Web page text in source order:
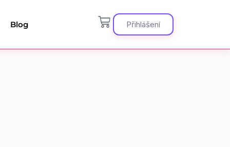
Blog Přihlášení